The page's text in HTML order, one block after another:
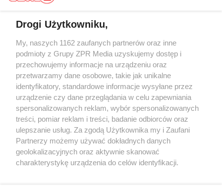
Żaden utwór zamieszczony w serwisie nie może być powielany i
rozpowszechniany lub dalej rozpowszechniany w jakikolwiek sposób (w
tym także elektroniczny lub mechaniczny) na jakimkolwiek polu
eksploatacji w jakiejkolwiek formie, włącznie z umieszczaniem w
Internecie bez pisemnej zgody właściciela praw. Jakiekolwiek użycie lub
wykorzystanie utworów w całości lub w części z naruszeniem prawa,
tzn. bez właściwej zgody, jest zabronione pod groźbą kary i może być
ścigane prawnie.
Drogi Użytkowniku,
My, naszych 1162 zaufanych partnerów oraz inne
podmioty z Grupy ZPR Media uzyskujemy dostęp i
przechowujemy informacje na urządzeniu oraz
przetwarzamy dane osobowe, takie jak unikalne
identyfikatory, standardowe informacje wysyłane przez
urządzenie czy dane przeglądania w celu zapewniania
spersonalizowanych reklam, wybór spersonalizowanych
treści, pomiar reklam i treści, badanie odbiorców oraz
ulepszanie usług. Za zgodą Użytkownika my i Zaufani
Partnerzy możemy używać dokładnych danych
geolokalizacyjnych oraz aktywnie skanować
charakterystykę urządzenia do celów identyfikacji.